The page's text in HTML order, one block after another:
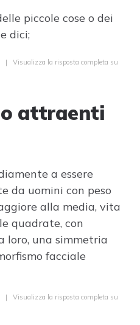
piccole cose o dei
dici;
| Visualizza la risposta completa su
attraenti
a essere
da uomini con peso
alla media, vita
quadrate, con
loro, una simmetria
facciale
| Visualizza la risposta completa su